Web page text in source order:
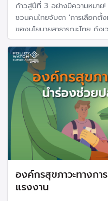
ก้าวสู่ปีที่ 3 อย่างมีความหมา
ชวนคนไทยจับตา 'การเลือก
ของนโยบายสาธารณะไทย ถึง
จะส่งตรงถึงรัฐบาลชุดใหม่ พ
Connect 2026 เชื่อมโยงทุก
องค์กรสุขภาวะทางก
แรงงาน